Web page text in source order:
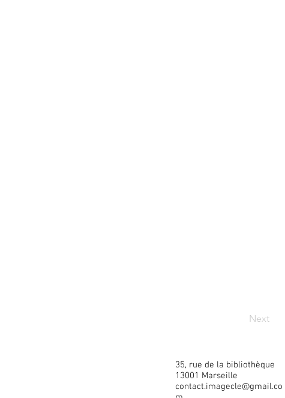
Next
35, rue de la bibliothèque
13001 Marseille
contact.imagecle@gmail.co